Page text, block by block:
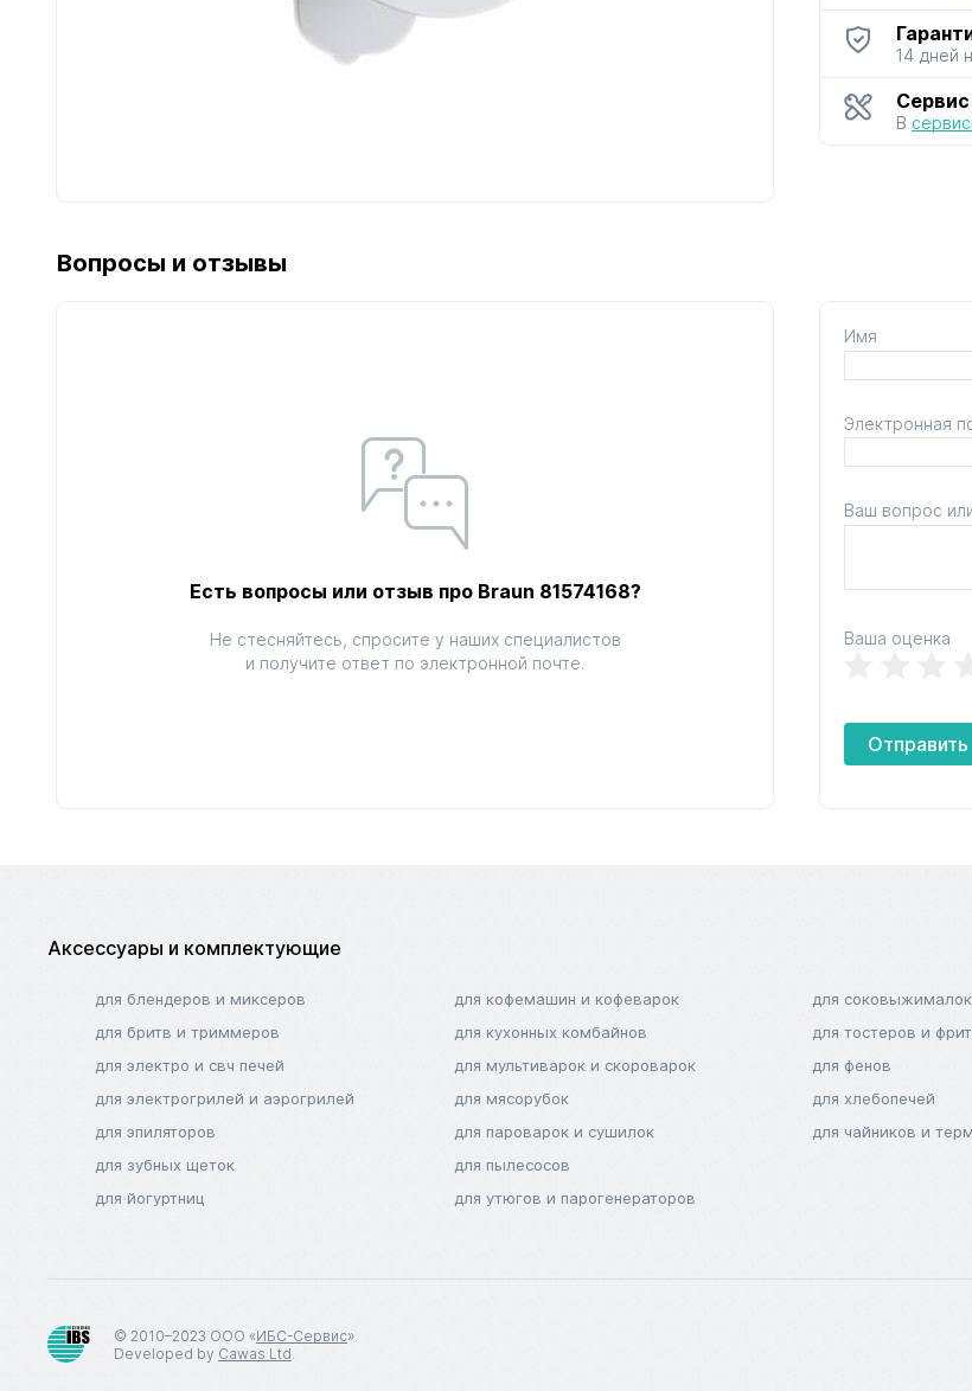
для тостеров
14 дней
Сервис
В
Вопросы и отзывы
Есть вопросы или отзыв про Braun 81574168?
Не стесняйтесь, спросите у наших специалистов
и получите ответ по электронной почте.
Имя
Электронная
Ваш вопрос
Ваша оценка
Отправить
Аксессуары и комплектующие
для блендеров и миксеров
для бритв и триммеров
для электро и свч печей
для электрогрилей и аэрогрилей
для эпиляторов
для зубных щеток
для йогуртниц
для кофемашин и кофеварок
для кухонных комбайнов
для мультиварок и скороварок
для мясорубок
для пароварок и сушилок
для пылесосов
для утюгов и парогенераторов
для соковыжималок
для тостеров и
для фенов
для хлебопечей
для чайников и
© 2010–2023 ООО «ИБС-Сервис».
Developed by Cawas Ltd.